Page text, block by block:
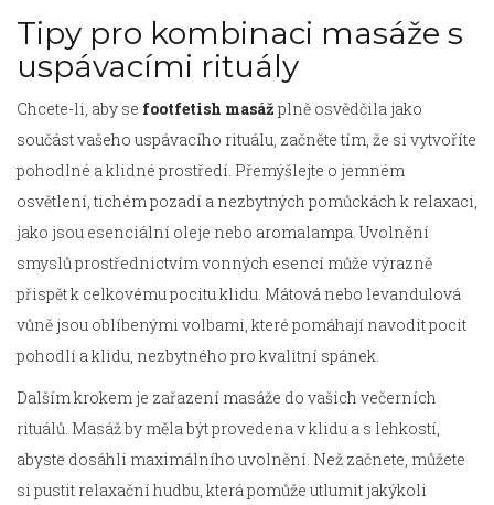
Tipy pro kombinaci masáže s
uspávacími rituály
Chcete-li, aby se footfetish masáž plně osvědčila jako
součást vašeho uspávacího rituálu, začněte tím, že si vytvoříte
pohodlné a klidné prostředí. Přemýšlejte o jemném
osvětlení, tichém pozadí a nezbytných pomůckách k relaxaci,
jako jsou esenciální oleje nebo aromalampa. Uvolnění
smyslů prostřednictvím vonných esencí může výrazně
přispět k celkovému pocitu klidu. Mátová nebo levandulová
vůně jsou oblíbenými volbami, které pomáhají navodit pocit
pohodlí a klidu, nezbytného pro kvalitní spánek.
Dalším krokem je zařazení masáže do vašich večerních
rituálů. Masáž by měla být provedena v klidu a s lehkostí,
abyste dosáhli maximálního uvolnění. Než začnete, můžete
si pustit relaxační hudbu, která pomůže utlumit jakýkoli